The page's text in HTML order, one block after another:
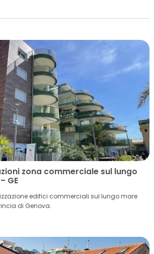
zona commerciale sul lungo
GE
edifici commerciali sul lungo mare
di Genova.